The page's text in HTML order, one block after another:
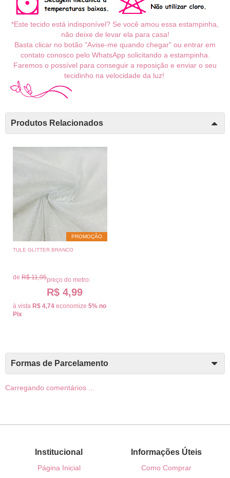
*Este tecido está indisponível? Se você amou essa estampinha,
não deixe de levar ela para casa!
Basta clicar no botão "Avise-me quando chegar" ou entrar em
contato conosco pelo WhatsApp solicitando a estampinha.
Faremos o possível para conseguir a reposição e enviar o seu
tecidinho na velocidade da luz!
Produtos Relacionados
PROMOÇÃO
TULE GLITTER BRANCO
de R$ 11,95preço do metro:
R$ 4,99
à vista R$ 4,74 economize 5% no
Pix
Formas de Parcelamento
Carregando comentários ...
Institucional
Página Inicial
Informações Úteis
Como Comprar